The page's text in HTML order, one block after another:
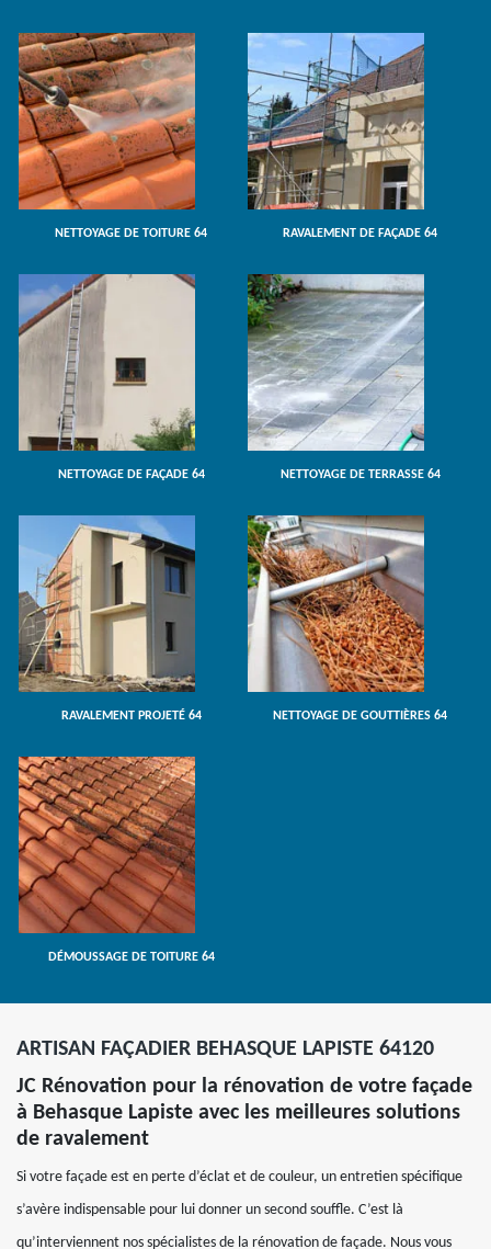
NETTOYAGE DE TOITURE 64 RAVALEMENT DE FAÇADE 64
NETTOYAGE DE FAÇADE 64 NETTOYAGE DE TERRASSE 64
RAVALEMENT PROJETÉ 64 NETTOYAGE DE GOUTTIÈRES 64
DÉMOUSSAGE DE TOITURE 64
ARTISAN FAÇADIER BEHASQUE LAPISTE 64120
JC Rénovation pour la rénovation de votre façade
à Behasque Lapiste avec les meilleures solutions
de ravalement
Si votre façade est en perte d’éclat et de couleur, un entretien spécifique
s’avère indispensable pour lui donner un second souffle. C’est là
qu’interviennent nos spécialistes de la rénovation de façade. Nous vous